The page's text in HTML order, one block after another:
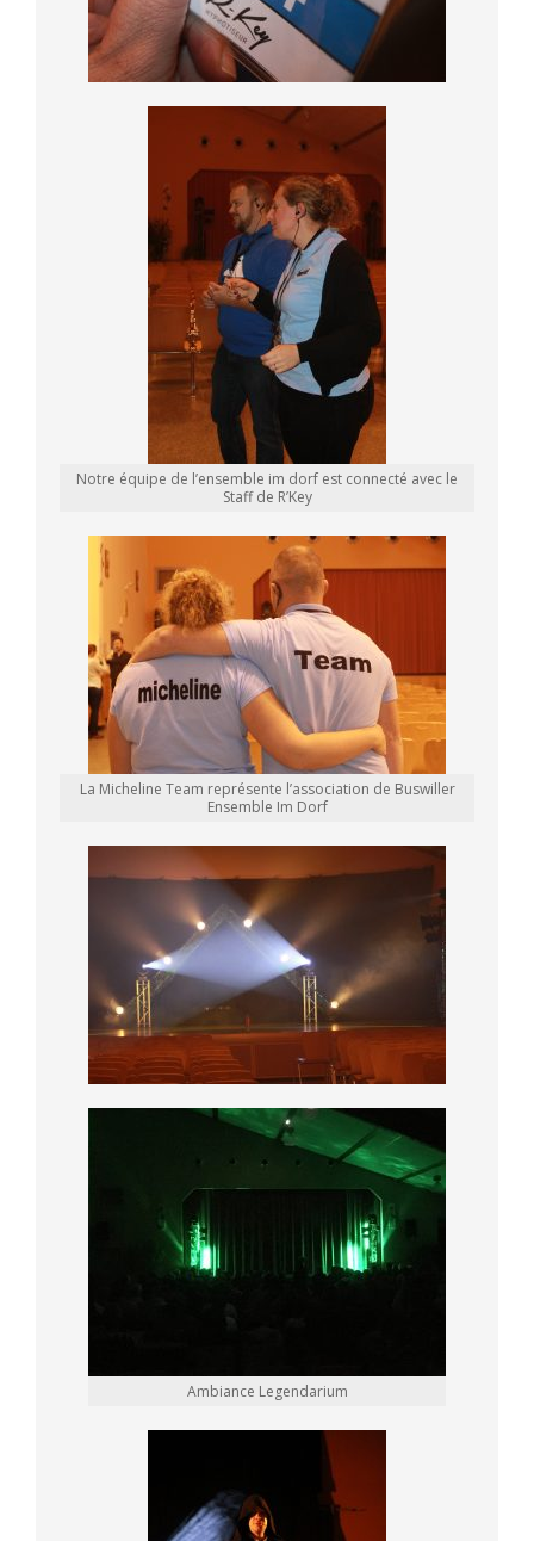
Notre équipe de l’ensemble im dorf est connecté avec le
Staff de R’Key
La Micheline Team représente l’association de Buswiller
Ensemble Im Dorf
Ambiance Legendarium